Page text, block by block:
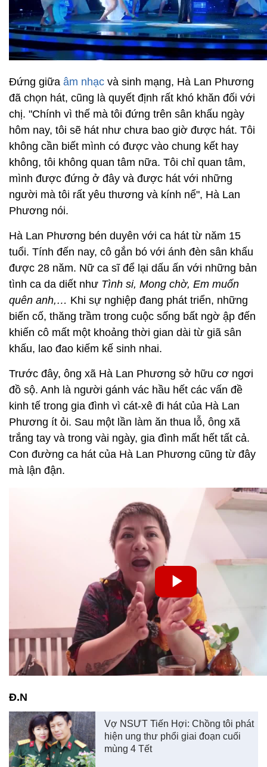
Đứng giữa âm nhạc và sinh mạng, Hà Lan Phương
đã chọn hát, cũng là quyết định rất khó khăn đối với
chị. "Chính vì thế mà tôi đứng trên sân khấu ngày
hôm nay, tôi sẽ hát như chưa bao giờ được hát. Tôi
không cần biết mình có được vào chung kết hay
không, tôi không quan tâm nữa. Tôi chỉ quan tâm,
mình được đứng ở đây và được hát với những
người mà tôi rất yêu thương và kính nể", Hà Lan
Phương nói.
Hà Lan Phương bén duyên với ca hát từ năm 15
tuổi. Tính đến nay, cô gắn bó với ánh đèn sân khấu
được 28 năm. Nữ ca sĩ để lại dấu ấn với những bản
tình ca da diết như Tình si, Mong chờ, Em muốn
quên anh,… Khi sự nghiệp đang phát triển, những
biến cố, thăng trầm trong cuộc sống bất ngờ ập đến
khiến cô mất một khoảng thời gian dài từ giã sân
khấu, lao đao kiếm kế sinh nhai.
Trước đây, ông xã Hà Lan Phương sở hữu cơ ngơi
đồ sộ. Anh là người gánh vác hầu hết các vấn đề
kinh tế trong gia đình vì cát-xê đi hát của Hà Lan
Phương ít ỏi. Sau một lần làm ăn thua lỗ, ông xã
trắng tay và trong vài ngày, gia đình mất hết tất cả.
Con đường ca hát của Hà Lan Phương cũng từ đây
mà lận đận.
Đ.N
Vợ NSƯT Tiến Hợi: Chồng tôi phát
hiện ung thư phổi giai đoạn cuối
mùng 4 Tết